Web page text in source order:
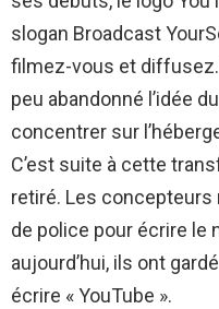
slogan Broadcast
filmez-vous et
peu abandonné l’idée
concentrer sur
C’est suite à cette
retiré. Les concepteurs
de police pour écrire le
aujourd’hui, ils ont
écrire « YouTube ».